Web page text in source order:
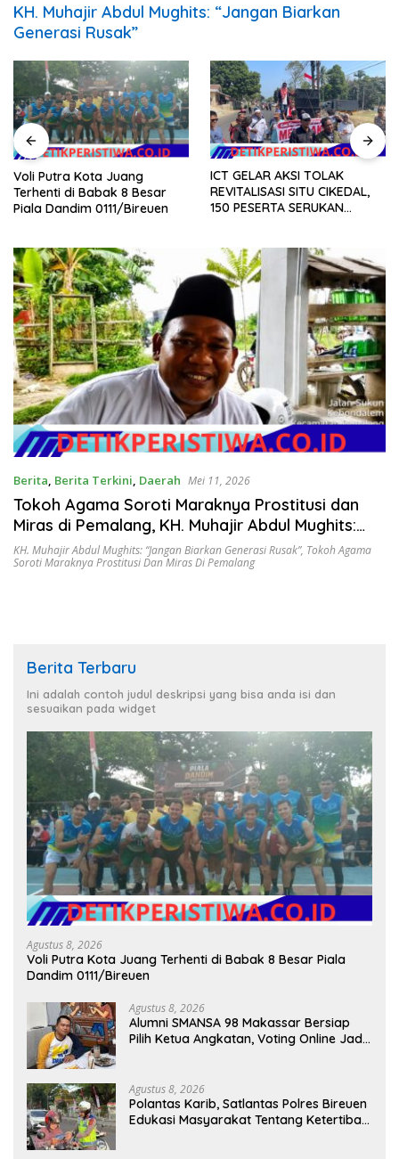
KH. Muhajir Abdul Mughits: “Jangan Biarkan
Generasi Rusak”
Voli Putra Kota Juang
Terhenti di Babak 8 Besar
Piala Dandim 0111/Bireuen
ICT GELAR AKSI TOLAK
REVITALISASI SITU CIKEDAL,
150 PESERTA SERUKAN
Berita, Berita Terkini, Daerah Mei 11, 2026
Tokoh Agama Soroti Maraknya Prostitusi dan
Miras di Pemalang, KH. Muhajir Abdul Mughits:
“Jangan Biarkan Generasi Rusak”
KH. Muhajir Abdul Mughits: “Jangan Biarkan Generasi Rusak”, Tokoh Agama
Soroti Maraknya Prostitusi Dan Miras Di Pemalang
Berita Terbaru
Ini adalah contoh judul deskripsi yang bisa anda isi dan
sesuaikan pada widget
Agustus 8, 2026
Voli Putra Kota Juang Terhenti di Babak 8 Besar Piala
Dandim 0111/Bireuen
Agustus 8, 2026
Alumni SMANSA 98 Makassar Bersiap
Pilih Ketua Angkatan, Voting Online Jadi
Agustus 8, 2026
Polantas Karib, Satlantas Polres Bireuen
Edukasi Masyarakat Tentang Ketertiban